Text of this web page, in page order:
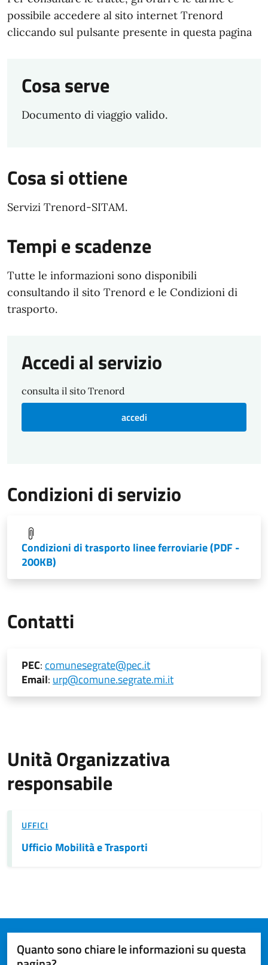
possibile accedere al sito internet Trenord
cliccando sul pulsante presente in questa pagina
Cosa serve
Documento di viaggio valido.
Cosa si ottiene
Servizi Trenord-SITAM.
Tempi e scadenze
Tutte le informazioni sono disponibili
consultando il sito Trenord e le Condizioni di
trasporto.
Accedi al servizio
consulta il sito Trenord
accedi
Condizioni di servizio
Condizioni di trasporto linee ferroviarie(PDF -
200KB)
Contatti
PEC: comunesegrate@pec.it
Email: urp@comune.segrate.mi.it
Unità Organizzativa
responsabile
UFFICI
Ufficio Mobilità e Trasporti
Quanto sono chiare le informazioni su questa